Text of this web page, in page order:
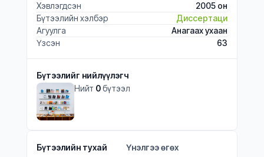
Хэвлэгдсэн
2005 он
Бүтээлийн хэлбэр
Диссертаци
Агуулга
Анагаах ухаан
Үзсэн
63
Бүтээлийг нийлүүлэгч
Нийт 0бүтээл
Бүтээлийн тухай Үнэлгээ өгөх